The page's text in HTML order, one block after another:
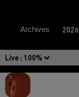
Live : 100%
Archives 2026